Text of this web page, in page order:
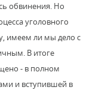
обвинения. Но
уголовного
имеем ли мы дело с
В итоге
- в полном
и вступившей в